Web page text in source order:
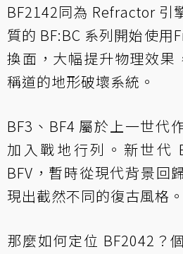
BF2142同為 Refractor 引
質的 BF:BC 系列開始使
換面，大幅提升物理效果
稱道的地形破壞系統。
BF3、BF4 屬於上一世代
加入戰地行列。新世代
BFV，暫時從現代背景回
現出截然不同的復古風格。
那麼如何定位 BF2042？